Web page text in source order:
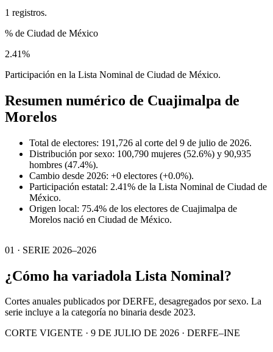
1 registros.
% de Ciudad de México
2.41%
Participación en la Lista Nominal de Ciudad de México.
Resumen numérico de Cuajimalpa de
Morelos
Total de electores: 191,726 al corte del 9 de julio de 2026.
Distribución por sexo: 100,790 mujeres (52.6%) y 90,935
hombres (47.4%).
Cambio desde 2026: +0 electores (+0.0%).
Participación estatal: 2.41% de la Lista Nominal de Ciudad de
México.
Origen local: 75.4% de los electores de Cuajimalpa de
Morelos nació en Ciudad de México.
01 · SERIE 2026–2026
¿Cómo ha variadola Lista Nominal?
Cortes anuales publicados por DERFE, desagregados por sexo. La
serie incluye a la categoría no binaria desde 2023.
CORTE VIGENTE · 9 DE JULIO DE 2026 · DERFE–INE